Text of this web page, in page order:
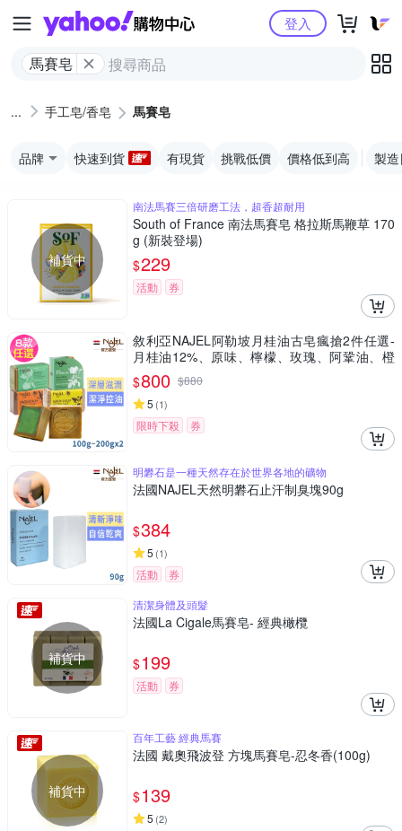
Yahoo購物中心
馬賽皂
登入
手工皂/香皂 馬賽皂
品牌 快速到貨 有現貨 挑戰低價 價格低到高 製
補貨中
南法馬賽三倍研磨工法，超香超耐用
South of France 南法馬賽皂 格拉斯馬鞭草 170
g (新裝登場)
$229
活動 券
敘利亞NAJEL阿勒坡月桂油古皂瘋搶2件任選-
月桂油12%、原味、檸檬、玫瑰、阿鞏油、橙
花、紫羅蘭、茉莉
$800 $880
5 (1)
限時下殺 券
明礬石是一種天然存在於世界各地的礦物
法國NAJEL天然明礬石止汗制臭塊90g
$384
5 (1)
活動 券
補貨中
清潔身體及頭髮
法國La Cigale馬賽皂- 經典橄欖
$199
活動 券
補貨中
百年工藝 經典馬賽
法國 戴奧飛波登 方塊馬賽皂-忍冬香(100g)
$139
5 (2)